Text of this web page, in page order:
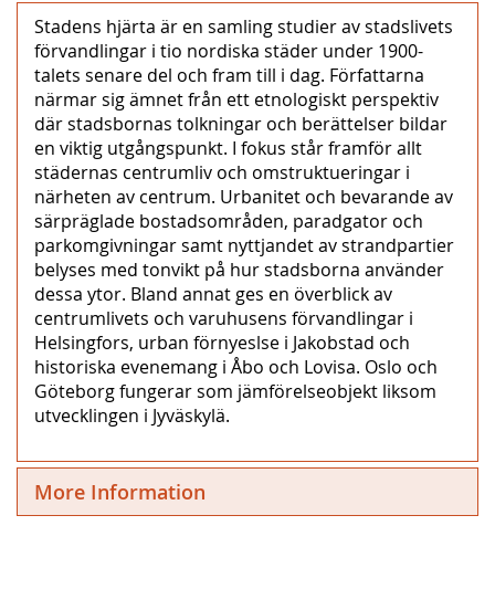
Stadens hjärta är en samling studier av stadslivets
förvandlingar i tio nordiska städer under 1900-
talets senare del och fram till i dag. Författarna
närmar sig ämnet från ett etnologiskt perspektiv
där stadsbornas tolkningar och berättelser bildar
en viktig utgångspunkt. I fokus står framför allt
städernas centrumliv och omstruktueringar i
närheten av centrum. Urbanitet och bevarande av
särpräglade bostadsområden, paradgator och
parkomgivningar samt nyttjandet av strandpartier
belyses med tonvikt på hur stadsborna använder
dessa ytor. Bland annat ges en överblick av
centrumlivets och varuhusens förvandlingar i
Helsingfors, urban förnyeslse i Jakobstad och
historiska evenemang i Åbo och Lovisa. Oslo och
Göteborg fungerar som jämförelseobjekt liksom
utvecklingen i Jyväskylä.
More Information